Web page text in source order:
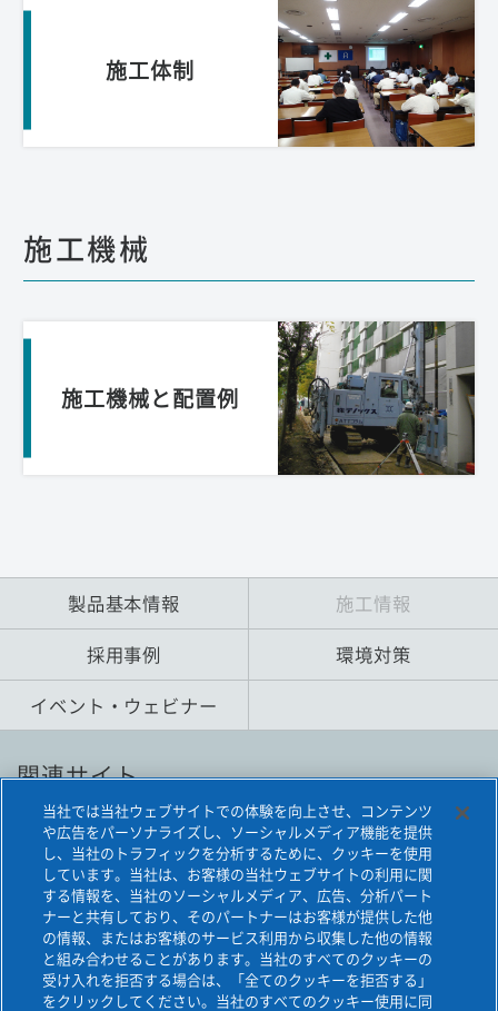
施工体制
施工機械
施工機械と配置例
製品基本情報
施工情報
採用事例
環境対策
イベント・ウェビナー
関連サイト
旭化成建材の鋼管杭
EAZET
当社では当社ウェブサイトでの体験を向上させ、コンテンツ
や広告をパーソナライズし、ソーシャルメディア機能を提供
し、当社のトラフィックを分析するために、クッキーを使用
しています。当社は、お客様の当社ウェブサイトの利用に関
する情報を、当社のソーシャルメディア、広告、分析パート
ナーと共有しており、そのパートナーはお客様が提供した他
の情報、またはお客様のサービス利用から収集した他の情報
と組み合わせることがあります。当社のすべてのクッキーの
受け入れを拒否する場合は、「全てのクッキーを拒否する」
をクリックしてください。当社のすべてのクッキー使用に同